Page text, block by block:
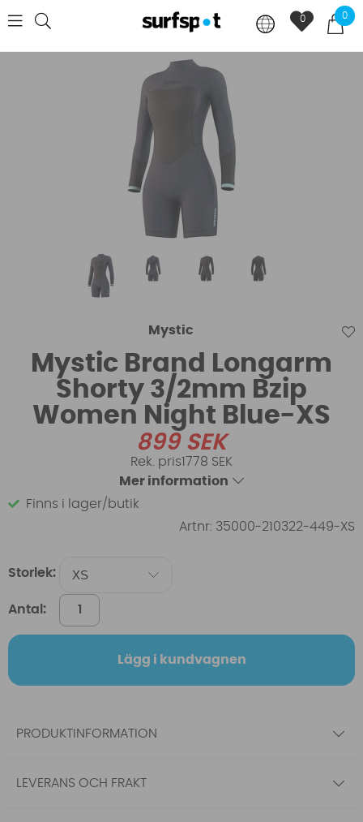
0
0
Mystic
Mystic Brand Longarm
Shorty 3/2mm Bzip
Women Night Blue-XS
899SEK
1778 SEK
Mer information
Finns i lager/butik
Artnr: 35000-210322-449-XS
Storlek:
Antal:
Lägg i kundvagnen
PRODUKTINFORMATION
LEVERANS OCH FRAKT